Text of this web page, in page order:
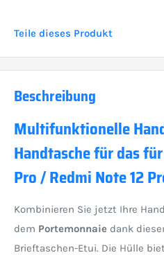
Teile dieses Produkt
Beschreibung
Multifunktionelle
Handtasche für das
Pro / Redmi Note 12
Kombinieren Sie jetzt Ihre
dem Portemonnaie dank
Brieftaschen-Etui. Die Hülle